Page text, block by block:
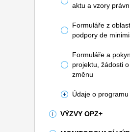
aktu a vzory
Formuláře z
podpory de
Formuláře a
projektu, žádosti
změnu
Údaje o programu
VÝZVY OPZ+